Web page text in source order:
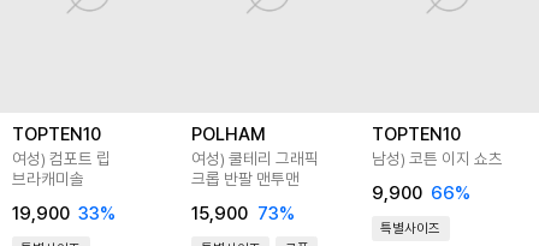
TOPTEN10
여성) 컴포트 립
브라캐미솔
19,900 33%
POLHAM
여성) 쿨테리 그래픽
크롭 반팔 맨투맨
15,900 73%
TOPTEN10
남성) 코튼 이지 쇼츠
9,900 66%
특별사이즈